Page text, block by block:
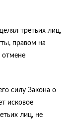
третьих лиц,
правом на
отмене
силу Закона о
исковое
лиц, не